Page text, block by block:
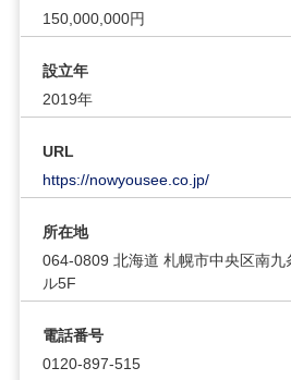
150,000,000円
設立年
2019年
URL
https://nowyousee.co.jp/
所在地
064-0809 北海道 札幌市中央区南
ル5F
電話番号
0120-897-515